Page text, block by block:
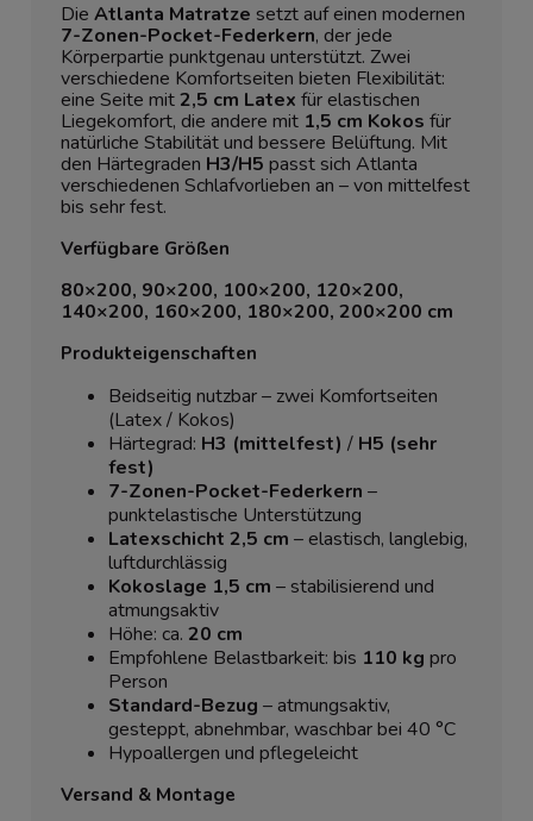
Die Atlanta Matratze setzt auf einen modernen
7-Zonen-Pocket-Federkern, der jede
Körperpartie punktgenau unterstützt. Zwei
verschiedene Komfortseiten bieten Flexibilität:
eine Seite mit2,5 cm Latex für elastischen
Liegekomfort, die andere mit 1,5 cm Kokos für
natürliche Stabilität und bessere Belüftung. Mit
den Härtegraden H3/H5 passt sich Atlanta
verschiedenen Schlafvorlieben an – von mittelfest
bis sehr fest.
Verfügbare Größen
80×200, 90×200, 100×200, 120×200,
140×200, 160×200, 180×200, 200×200 cm
Produkteigenschaften
Beidseitig nutzbar – zwei Komfortseiten
(Latex / Kokos)
Härtegrad: H3 (mittelfest) / H5 (sehr
fest)
7-Zonen-Pocket-Federkern –
punktelastische Unterstützung
Latexschicht 2,5 cm – elastisch, langlebig,
luftdurchlässig
Kokoslage 1,5 cm – stabilisierend und
atmungsaktiv
Höhe: ca. 20 cm
Empfohlene Belastbarkeit: bis 110 kg pro
Person
Standard-Bezug – atmungsaktiv,
gesteppt, abnehmbar, waschbar bei 40 °C
Hypoallergen und pflegeleicht
Versand & Montage